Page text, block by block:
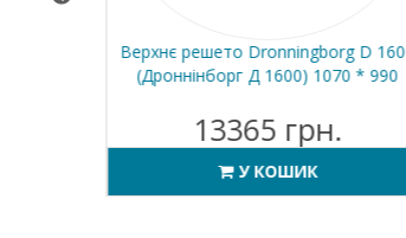
Верхнє решето Dronningborg D 1600
(Дроннінборг Д 1600) 1070 * 990
13365 грн.
У КОШИК